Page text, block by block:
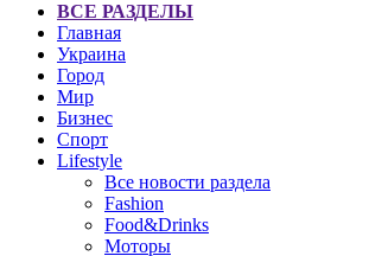
ВСЕ РАЗДЕЛЫ
Главная
Украина
Город
Мир
Бизнес
Спорт
Lifestyle
Все новости раздела
Fashion
Food&Drinks
Моторы